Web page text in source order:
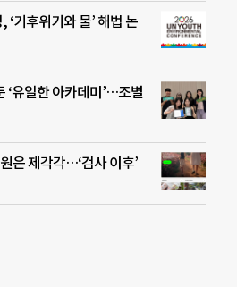
‘기후위기와 물’ 해법 논
‘유일한 아카데미’…조별
은 제각각…‘검사 이후’